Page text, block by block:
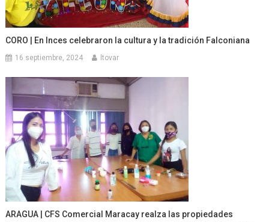
CORO | En Inces celebraron la cultura y la tradición Falconiana
16 septiembre, 2024 ltovar
ARAGUA | CFS Comercial Maracay realza las propiedades